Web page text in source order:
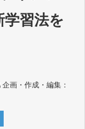
習法を
企画・作成・編集：